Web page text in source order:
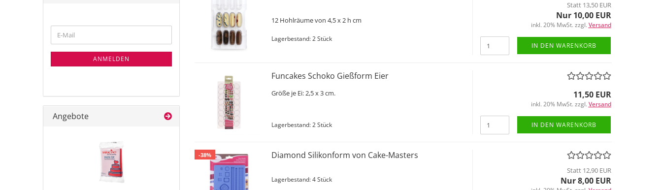
12 Hohlräume von 4,5 x 2 h cm
Lagerbestand: 2 Stück
Statt 13,50 EUR
Nur 10,00 EUR
inkl. 20% MwSt. zzgl. Versand
IN DEN WARENKORB
Funcakes Schoko Gießform Eier
Größe je Ei: 2,5 x 3 cm.
Lagerbestand: 2 Stück
11,50 EUR
inkl. 20% MwSt. zzgl. Versand
IN DEN WARENKORB
-38% Diamond Silikonform von Cake-Masters
Lagerbestand: 4 Stück
Statt 12,90 EUR
Nur 8,00 EUR
ZUR
NEWSLETTER-
E-
Mail
ANMELDEN
Angebote